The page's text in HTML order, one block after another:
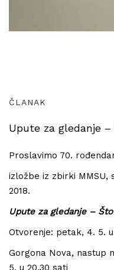
ČLANAK
Upute za gledanje
Proslavimo 70.
izložbe iz zbirki MMSU,
2018.
Upute za gledanje –
Otvorenje: petak, 4. 5.
Gorgona Nova, nastup
5. u 20,30 sati